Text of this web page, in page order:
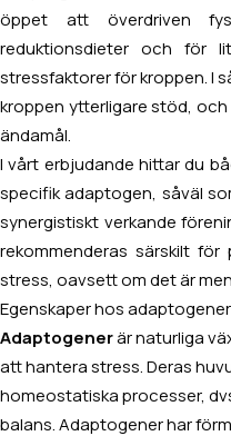
öppet att överdriven
reduktionsdieter och för
stressfaktorer för kroppen. I
kroppen ytterligare stöd,
ändamål.
I vårt erbjudande hittar du
specifik adaptogen, såväl
synergistiskt verkande
rekommenderas särskilt
stress, oavsett om det är
Egenskaper hos adaptogener
Adaptogener är naturliga
att hantera stress. Deras
homeostatiska processer,
balans. Adaptogener har